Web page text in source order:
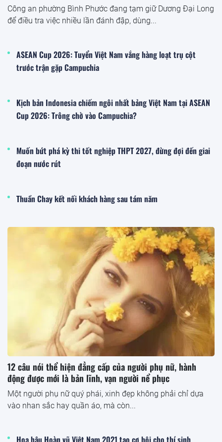
Công an phường Bình Phước đang tạm giữ Dương Đại Long
để điều tra việc nhiều lần đánh đập, dùng...
ASEAN Cup 2026: Tuyển Việt Nam vắng hàng loạt trụ cột
trước trận gặp Campuchia
Kịch bản Indonesia chiếm ngôi nhất bảng Việt Nam tại ASEAN
Cup 2026: Trông chờ vào Campuchia?
Muốn bứt phá kỳ thi tốt nghiệp THPT 2027, đừng đợi đến giai
đoạn nước rút
Thuần Chay kết nối khách hàng sau tám năm
12 câu nói thể hiện đẳng cấp của người phụ nữ, hành
động được mới là bản lĩnh, vạn người nể phục
Một người phụ nữ quý phái, xinh đẹp không phải chỉ dựa
vào nhan sắc hay quần áo, mà còn...
Hoa hậu Hoàn vũ Việt Nam 2021 tạo cơ hội cho thí sinh